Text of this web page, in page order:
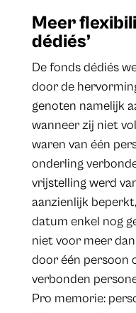
Meer
dédiés’
De fonds dédiés
door de
genoten namelijk
wanneer zij niet
waren van één
onderling
vrijstelling werd
aanzienlijk
datum enkel nog
niet voor meer
door één persoon
verbonden
Pro memorie: